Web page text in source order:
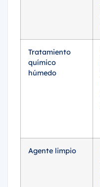
Tratamiento
químico
húmedo
Agente limpio